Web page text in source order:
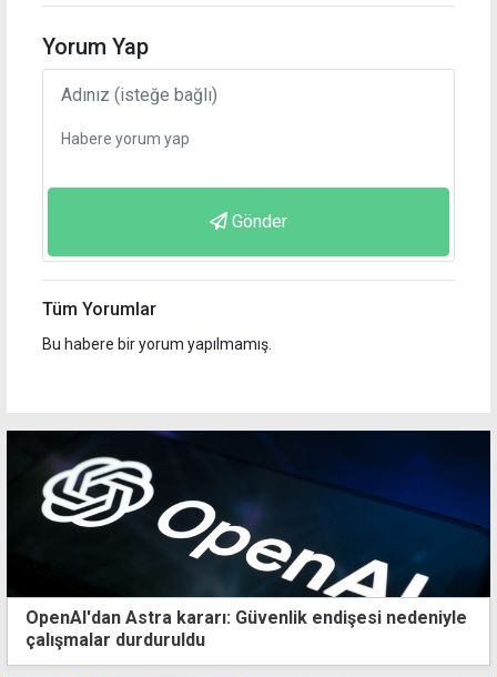
Yorum Yap
Gönder
Tüm Yorumlar
Bu habere bir yorum yapılmamış.
OpenAI'dan Astra kararı: Güvenlik endişesi nedeniyle
çalışmalar durduruldu